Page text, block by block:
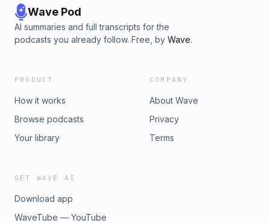
Wave Pod
AI summaries and full transcripts for the
podcasts you already follow. Free, by Wave.
PRODUCT
How it works
Browse podcasts
Your library
COMPANY
About Wave
Privacy
Terms
GET WAVE AI
Download app
WaveTube — YouTube